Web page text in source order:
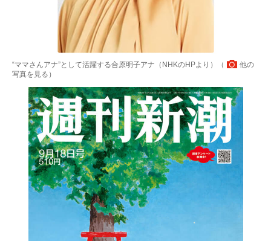
“ママさんアナ”として活躍する合原明子アナ（NHKのHPより）（
他の
写真を見る ）